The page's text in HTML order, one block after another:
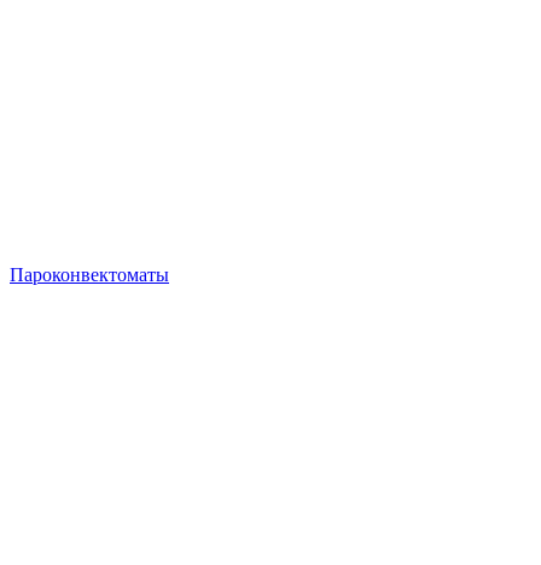
Пароконвектоматы